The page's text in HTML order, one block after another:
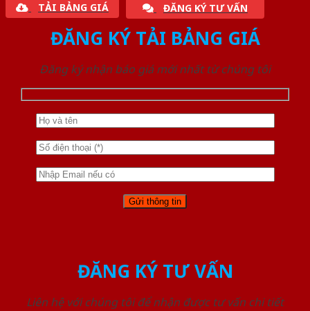
TẢI BẢNG GIÁ ĐĂNG KÝ TƯ VẤN
ĐĂNG KÝ TẢI BẢNG GIÁ
Đăng ký nhận báo giá mới nhất từ chúng tôi
ĐĂNG KÝ TƯ VẤN
Liên hệ với chúng tôi để nhận được tư vấn chi tiết